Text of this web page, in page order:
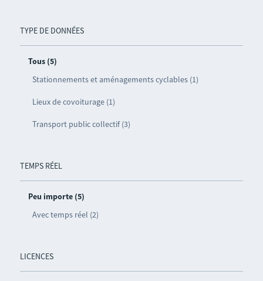
TYPE DE DONNÉES
Tous (5)
Stationnements et aménagements cyclables (1)
Lieux de covoiturage (1)
Transport public collectif (3)
TEMPS RÉEL
Peu importe (5)
Avec temps réel (2)
LICENCES